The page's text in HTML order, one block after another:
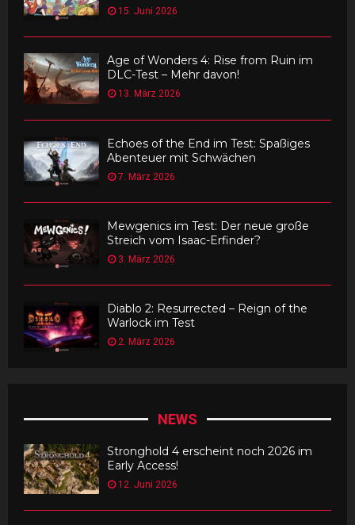
15. Juni 2026
Age of Wonders 4: Rise from Ruin im
DLC-Test – Mehr davon!
13. März 2026
Echoes of the End im Test: Spaßiges
Abenteuer mit Schwächen
7. März 2026
Mewgenics im Test: Der neue große
Streich vom Isaac-Erfinder?
3. März 2026
Diablo 2: Resurrected – Reign of the
Warlock im Test
2. März 2026
NEWS
Stronghold 4 erscheint noch 2026 im
Early Access!
12. Juni 2026